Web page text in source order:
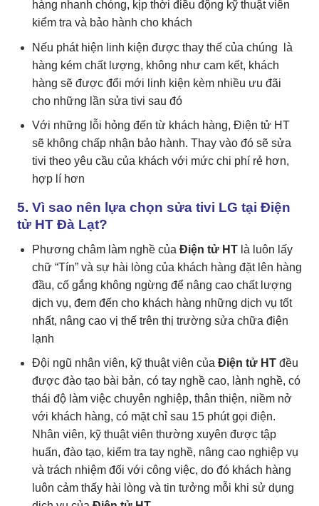
hàng nhanh chóng, kịp thời điều động kỹ thuật viên
kiểm tra và bảo hành cho khách
Nếu phát hiện linh kiện được thay thế của chúng là
hàng kém chất lượng, không như cam kết, khách
hàng sẽ được đổi mới linh kiện kèm nhiều ưu đãi
cho những lần sửa tivi sau đó
Với những lỗi hỏng đến từ khách hàng, Điện tử HT
sẽ không chấp nhận bảo hành. Thay vào đó sẽ sửa
tivi theo yêu cầu của khách với mức chi phí rẻ hơn,
hợp lí hơn
5. Vì sao nên lựa chọn sửa tivi LG tại Điện
tử HT Đà Lạt?
Phương châm làm nghề của Điện tử HT là luôn lấy
chữ “Tín” và sự hài lòng của khách hàng đặt lên hàng
đầu, cố gắng không ngừng để nâng cao chất lượng
dịch vụ, đem đến cho khách hàng những dịch vụ tốt
nhất, nâng cao vị thế trên thị trường sửa chữa điện
lạnh
Đội ngũ nhân viên, kỹ thuật viên của Điện tử HT đều
được đào tạo bài bản, có tay nghề cao, lành nghề, có
thái độ làm việc chuyên nghiệp, thân thiện, niềm nở
với khách hàng, có mặt chỉ sau 15 phút gọi điện.
Nhân viên, kỹ thuật viên thường xuyên được tập
huấn, đào tạo, kiểm tra tay nghề, nâng cao nghiệp vụ
và trách nhiệm đối với công việc, do đó khách hàng
luôn cảm thấy hài lòng và tin tưởng mỗi khi sử dụng